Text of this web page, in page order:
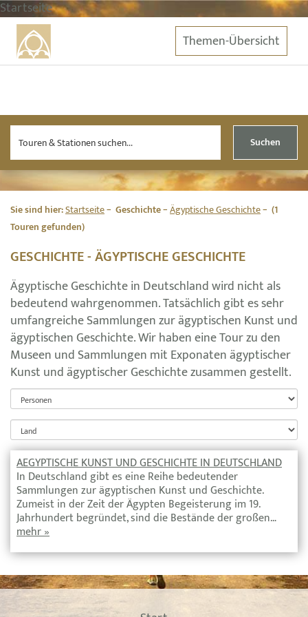
Startseite
Themen-Übersicht
Suchen
Sie sind hier:Startseite Geschichte Ägyptische Geschichte
(1
Touren gefunden)
GESCHICHTE - ÄGYPTISCHE GESCHICHTE
Ägyptische Geschichte in Deutschland wird nicht als
bedeutend wahrgenommen. Tatsächlich gibt es sehr
umfangreiche Sammlungen zur ägyptischen Kunst und
ägyptischen Geschichte. Wir haben eine Tour zu den
Museen und Sammlungen mit Exponaten ägyptischer
Kunst und ägyptischer Geschichte zusammen gestellt.
AEGYPTISCHE KUNST UND GESCHICHTE IN DEUTSCHLAND
In Deutschland gibt es eine Reihe bedeutender
Sammlungen zur ägyptischen Kunst und Geschichte.
Zumeist in der Zeit der Ägypten Begeisterung im 19.
Jahrhundert begründet, sind die Bestände der großen…
mehr »